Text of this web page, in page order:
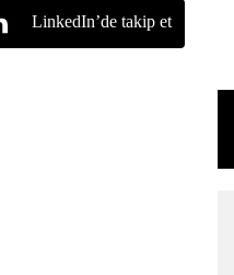
LinkedIn’de takip et